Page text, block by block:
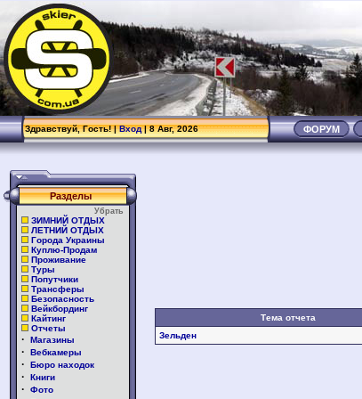
Здравствуй, Гость! |Вход| 8 Авг, 2026 ФОРУМ
Разделы
Убрать
ЗИМНИЙ ОТДЫХ
ЛЕТНИЙ ОТДЫХ
Города Украины
Куплю-Продам
Проживание
Туры
Попутчики
Трансферы
Безопасность
Вейкбординг
Кайтинг
Отчеты
· Магазины
· Вебкамеры
· Бюро находок
· Книги
· Фото
Тема отчета
Зельден